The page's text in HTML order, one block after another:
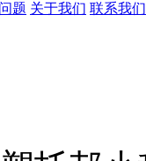
题 关于我们 联系我们